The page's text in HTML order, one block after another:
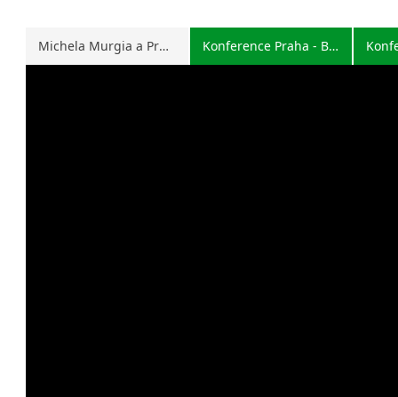
Michela Murgia a Praga Konference Praha - Brno